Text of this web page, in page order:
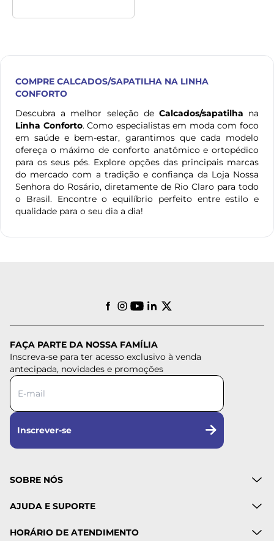
COMPRE CALCADOS/SAPATILHA NA LINHA
CONFORTO
Descubra a melhor seleção de Calcados/sapatilha na
Linha Conforto. Como especialistas em moda com foco
em saúde e bem-estar, garantimos que cada modelo
ofereça o máximo de conforto anatômico e ortopédico
para os seus pés. Explore opções das principais marcas
do mercado com a tradição e confiança da Loja Nossa
Senhora do Rosário, diretamente de Rio Claro para todo
o Brasil. Encontre o equilíbrio perfeito entre estilo e
qualidade para o seu dia a dia!
FAÇA PARTE DA NOSSA FAMÍLIA
Inscreva-se para ter acesso exclusivo à venda
antecipada, novidades e promoções
Inscrever-se
SOBRE NÓS
AJUDA E SUPORTE
HORÁRIO DE ATENDIMENTO